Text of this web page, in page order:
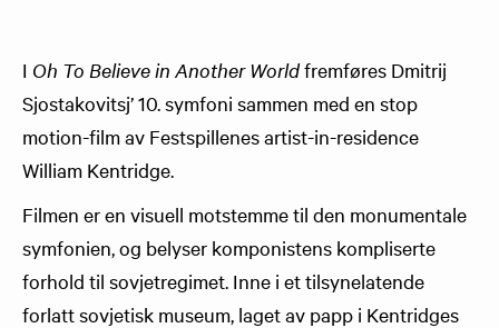
I Oh To Believe in Another Worldfremføres Dmitrij
Sjostakovitsj’ 10. symfoni sammen med en stop
motion-film av Festspillenes artist-in-residence
William Kentridge.
Filmen er en visuell motstemme til den monumentale
symfonien, og belyser komponistens kompliserte
forhold til sovjetregimet. Inne i et tilsynelatende
forlatt sovjetisk museum, laget av papp i Kentridges